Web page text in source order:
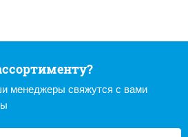
менеджеры свяжутся с вами